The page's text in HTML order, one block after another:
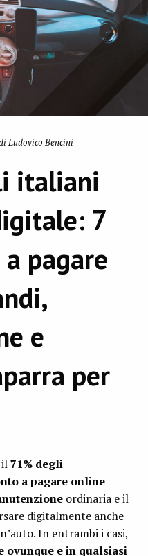
Ludovico Bencini
italiani
7
pagare
e
per
il71% degli
a pagare online
ordinaria e il
digitalmente anche
In entrambi i casi,
ovunque e in qualsiasi